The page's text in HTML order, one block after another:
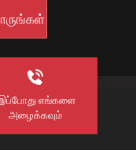
எங்களை
அழைக்கவும்